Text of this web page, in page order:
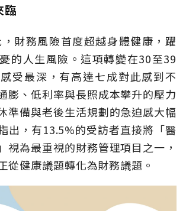
臨
財務風險首度超越身體健康，躍
的人生風險。這項轉變在30至39
受最深，有高達七成對此感到不
膨、低利率與長照成本攀升的壓力
準備與老後生活規劃的急迫感大幅
出，有13.5%的受訪者直接將「醫
視為最重視的財務管理項目之一，
從健康議題轉化為財務議題。